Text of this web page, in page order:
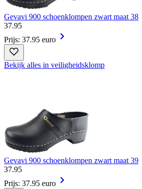
Gevavi 900 schoenklompen zwart maat 38
37.95
Prijs: 37.95 euro
Bekijk alles in veiligheidsklomp
Gevavi 900 schoenklompen zwart maat 39
37.95
Prijs: 37.95 euro